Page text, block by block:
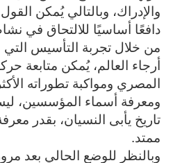
والإدراك، وبالتالي يُمكن
دافعًا أساسيًا للالتحاق في
أرجاء العالم، يُمكن متابعة
المصري ومواكبة تطوراته
ومعرفة أسماء المؤسسين،
تاريخ يأبى النسيان، بقدر
ممتد.
وبالنظر للوضع الحالي بعد